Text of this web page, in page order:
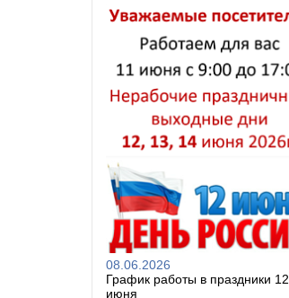
08.06.2026
График работы в праздники 12
июня